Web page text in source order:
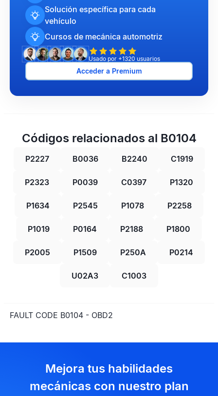
Solución específica para cada
vehículo
Cursos de mecánica automotriz
Usado por +1320 usuarios
Acceder a Premium
Códigos relacionados al B0104
P2227 B0036 B2240 C1919
P2323 P0039 C0397 P1320
P1634 P2545 P1078 P2258
P1019 P0164 P2188 P1800
P2005 P1509 P250A P0214
U02A3 C1003
FAULT CODE B0104 - OBD2
Mejora tus habilidades
mecánicas con nuestro plan